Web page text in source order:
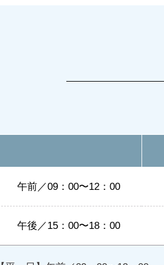
午前／09：00〜12：00
午後／15：00〜18：00